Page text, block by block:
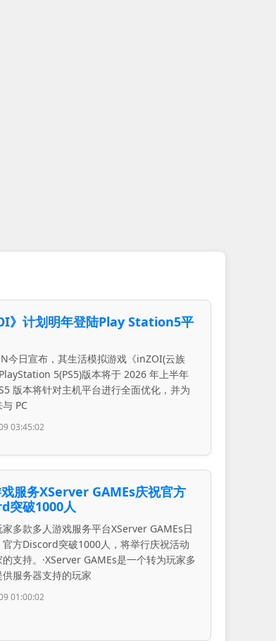
》计划明年登陆Play Station5平
今日宣布，其生活模拟游戏《inZOI(云族
5(PS5)版本将于 2026 年上半年
版本将针对主机平台进行全面优化，并为
PC
03:45:02
服务XServer GAMEs庆祝官方
突破1000人
多款多人游戏服务平台XServer GAMEs日
官方Discord突破1000人，将举行庆祝活动
支持。·XServer GAMEs是一个转为玩家多
供服务器支持的玩家
01:00:02